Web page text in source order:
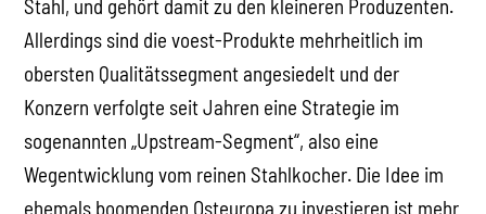
Stahl, und gehört damit zu den kleineren Produzenten.
Allerdings sind die voest-Produkte mehrheitlich im
obersten Qualitätssegment angesiedelt und der
Konzern verfolgte seit Jahren eine Strategie im
sogenannten „Upstream-Segment“, also eine
Wegentwicklung vom reinen Stahlkocher. Die Idee im
ehemals boomenden Osteuropa zu investieren ist mehr